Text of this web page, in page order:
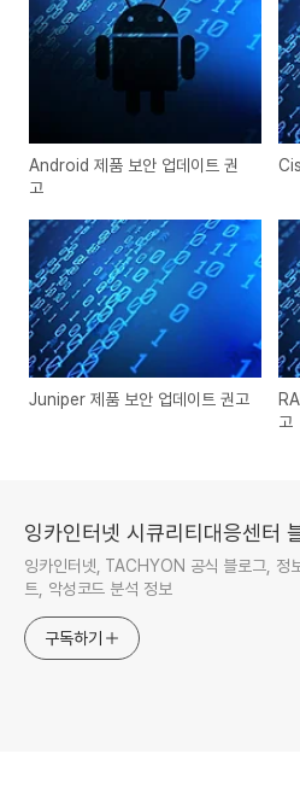
Android 제품 보안 업데이트 권
고
Juniper 제품 보안 업데이트 권고
고
잉카인터넷 시큐리티대응센터
잉카인터넷, TACHYON 공식 블로그, 정
트, 악성코드 분석 정보
구독하기